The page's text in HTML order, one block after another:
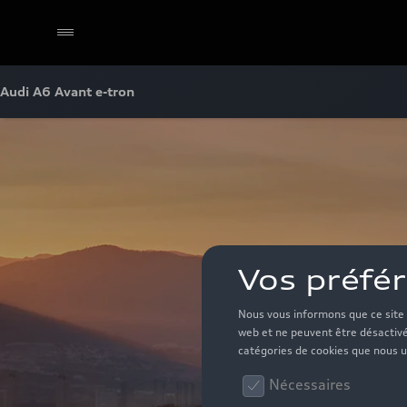
Audi A6 Avant e-tron